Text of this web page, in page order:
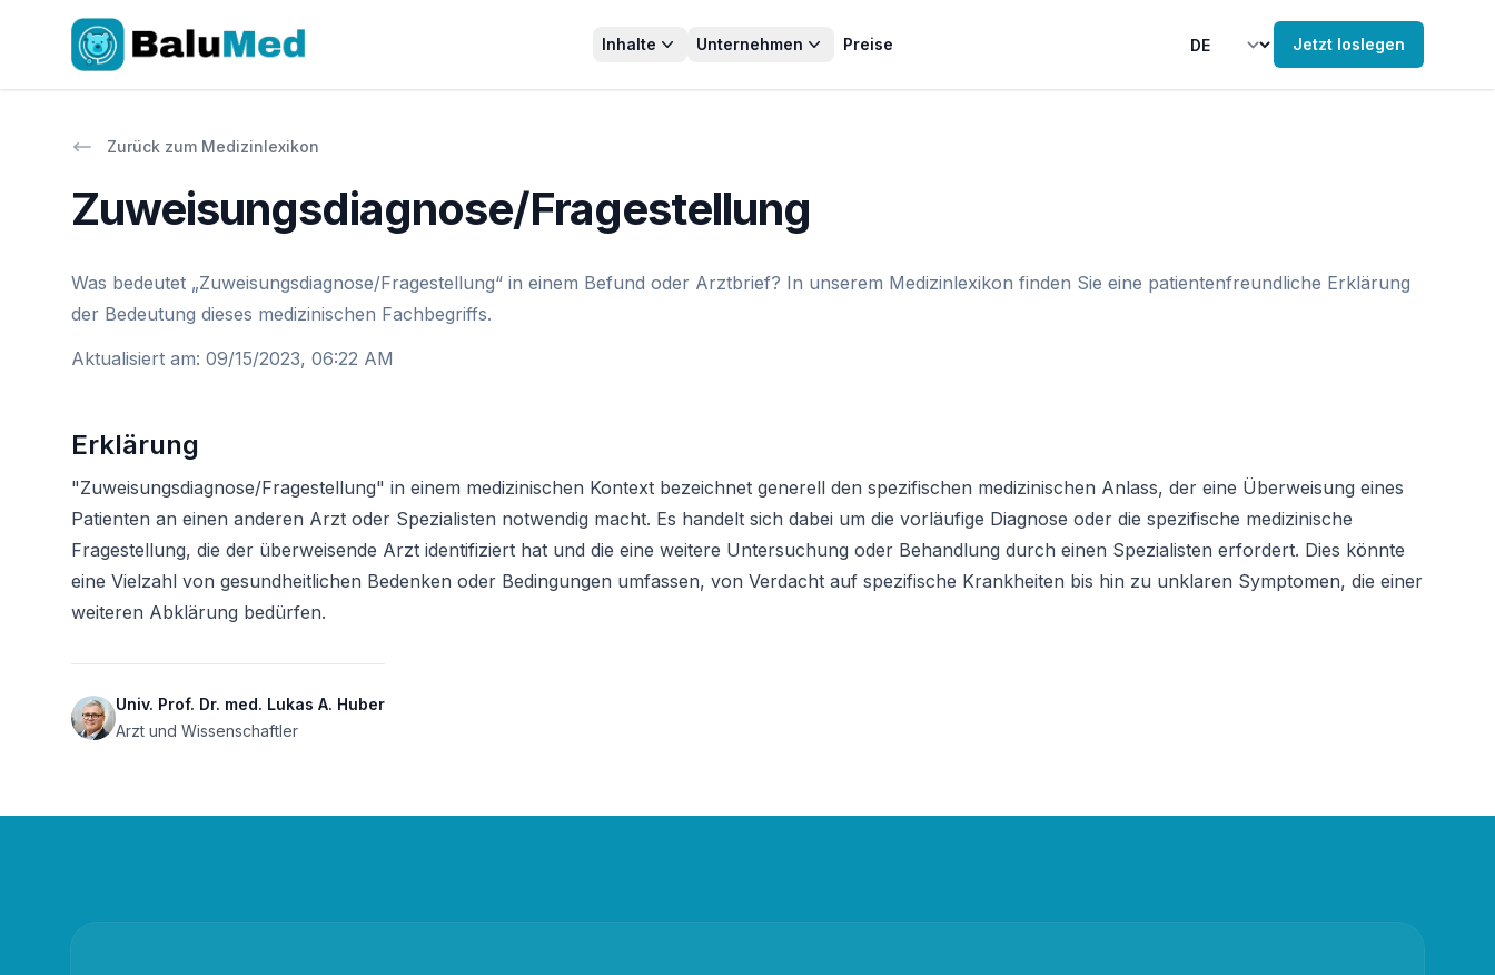
Inhalte Unternehmen Preise Jetzt loslegen
Zurück zum Medizinlexikon
Zuweisungsdiagnose/Fragestellung
Was bedeutet „Zuweisungsdiagnose/Fragestellung“ in einem Befund oder Arztbrief? In unserem Medizinlexikon finden Sie eine patientenfreundliche Erklärung
der Bedeutung dieses medizinischen Fachbegriffs.
Aktualisiert am: 09/15/2023, 06:22 AM
Erklärung
"Zuweisungsdiagnose/Fragestellung" in einem medizinischen Kontext bezeichnet generell den spezifischen medizinischen Anlass, der eine Überweisung eines
Patienten an einen anderen Arzt oder Spezialisten notwendig macht. Es handelt sich dabei um die vorläufige Diagnose oder die spezifische medizinische
Fragestellung, die der überweisende Arzt identifiziert hat und die eine weitere Untersuchung oder Behandlung durch einen Spezialisten erfordert. Dies könnte
eine Vielzahl von gesundheitlichen Bedenken oder Bedingungen umfassen, von Verdacht auf spezifische Krankheiten bis hin zu unklaren Symptomen, die einer
weiteren Abklärung bedürfen.
Univ. Prof. Dr. med. Lukas A. Huber
Arzt und Wissenschaftler